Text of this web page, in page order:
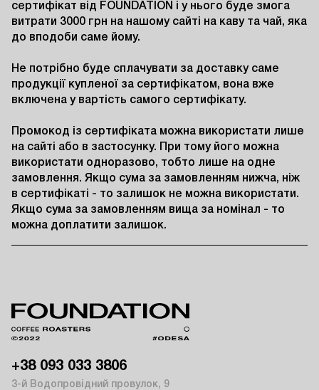
сертифікат від FOUNDATION і у нього буде змога
витрати 3000 грн на нашому сайті на каву та чай, яка
до вподоби саме йому.
Не потрібно буде сплачувати за доставку саме
продукції купленої за сертифікатом, вона вже
включена у вартість самого сертифікату.
Промокод із сертифіката можна використати лише
на сайті або в застосунку. При тому його можна
використати одноразово, тобто лише на одне
замовлення. Якщо сума за замовленням нижча, ніж
в сертифікаті - то залишок не можна використати.
Якщо сума за замовленням вища за номінал - то
можна доплатити залишок.
+38 093 033 3806
3-й Водопровідний провулок, 9